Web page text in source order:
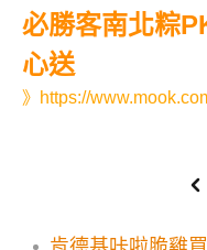
必勝客南北粽
心送
》 https://